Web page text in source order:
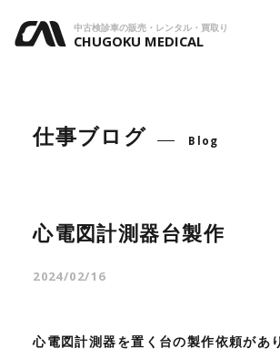
中古検診車の販売・レンタル・買取り
CHUGOKU MEDICAL
仕事ブログ Blog
心電図計測器台製作
2024/02/16
心電図計測器を置く台の製作依頼があ